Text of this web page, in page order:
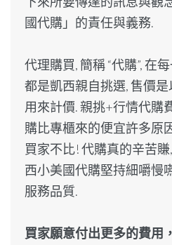
國代購」的責任與義務.
代理購買, 簡稱 “代購”, 在
都是凱西親自挑選, 售價
用來計價. 親挑+行情代購
購比專櫃來的便宜許多原
買家不比! 代購真的辛苦
西小美國代購堅持細嚼慢
服務品質.
買家願意付出更多的費用